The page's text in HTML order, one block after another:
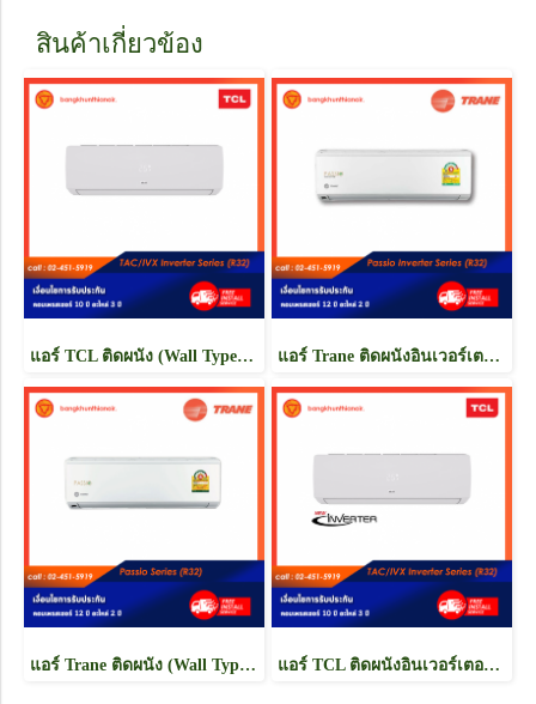
สินค้าเกี่ยวข้อง
แอร์ TCL ติดผนัง (Wall Type) น้ำยา R32 รุ่น Gold Fin ขนาด 9000BTU-24000BTU แอร์ Trane ติดผนังอินเวอร์เตอร์ (INVERTER Wall Type) เบอร์ 5 น้ำยา R32 รุ่น Passio ขนาด 9000BTU-24000BTU
แอร์ Trane ติดผนัง (Wall Type) เบอร์ 5 น้ำยา R32 รุ่น Passio ขนาด 9000BTU-25000BTU แอร์ TCL ติดผนังอินเวอร์เตอร์ (INVERTER Wall Type) เบอร์ 5 น้ำยา R32 รุ่น TAC/IVX ขนาด 9000BTU-24000BTU